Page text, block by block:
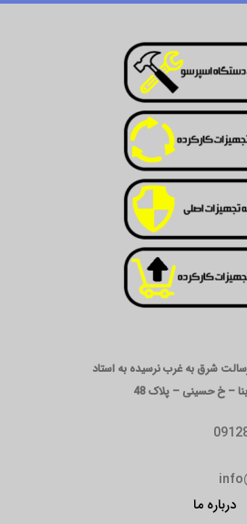
رسالت شرق به غرب نرسیده به استاد
– خ حسینی – پلاک 48
درباره ما